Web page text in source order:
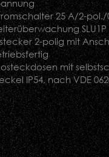
25 A/2-pol./
SLU1P
2-polig mit
mit
IP54, nach VDE